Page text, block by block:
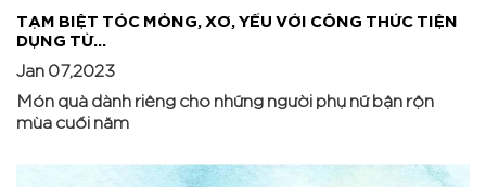
TẠM BIỆT TÓC MỎNG, XƠ, YẾU VỚI CÔNG THỨC TIỆN
DỤNG TỪ...
Jan 07,2023
Món quà dành riêng cho những người phụ nữ bận rộn
mùa cuối năm